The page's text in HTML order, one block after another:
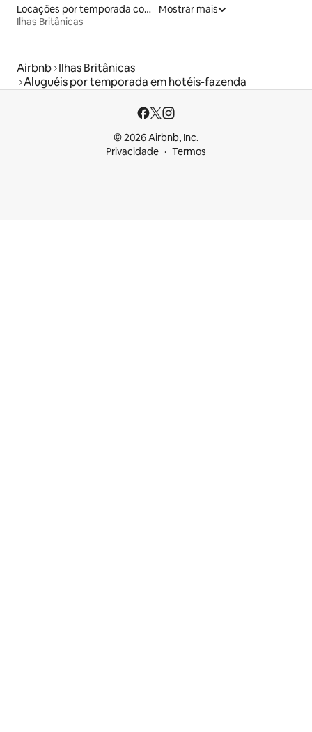
Locações por temporada com piscina
Ilhas Britânicas
Mostrar mais
Airbnb Ilhas Britânicas
Aluguéis por temporada em hotéis-fazenda
© 2026 Airbnb, Inc.
Privacidade
Termos